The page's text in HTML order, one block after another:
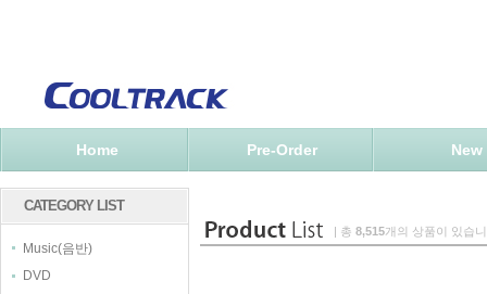
Home Pre-Order New
CATEGORY LIST
Music(음반)
DVD
| 총 8,515개의 상품이 있습